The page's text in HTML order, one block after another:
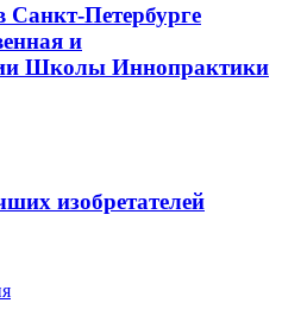
Санкт-Петербурге
и
Школы Иннопрактики
изобретателей